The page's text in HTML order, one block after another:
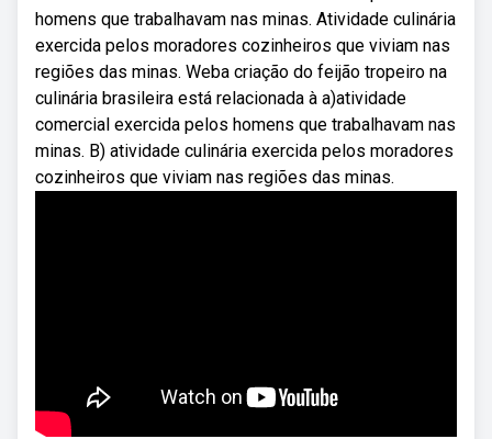
homens que trabalhavam nas minas. Atividade culinária
exercida pelos moradores cozinheiros que viviam nas
regiões das minas. Weba criação do feijão tropeiro na
culinária brasileira está relacionada à a)atividade
comercial exercida pelos homens que trabalhavam nas
minas. B) atividade culinária exercida pelos moradores
cozinheiros que viviam nas regiões das minas.